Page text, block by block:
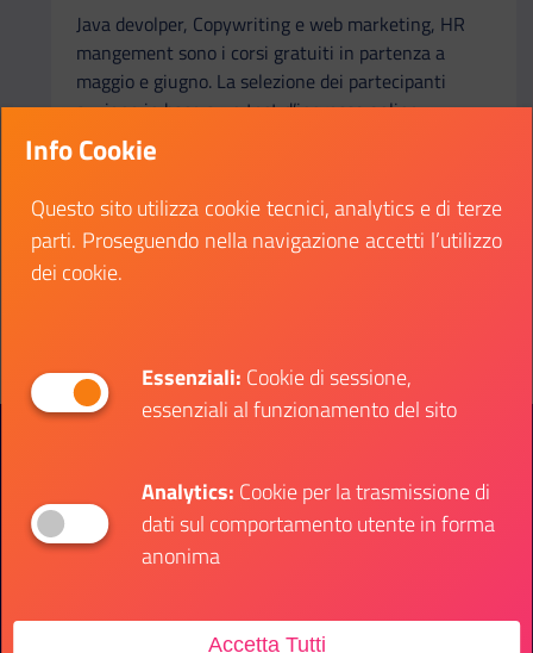
Java devolper, Copywriting e web marketing, HR
mangement sono i corsi gratuiti in partenza a
maggio e giugno. La selezione dei partecipanti
avviene in base a un test d’ingresso online,
all’analisi del curriculum vitae e a un eventuale
colloquio conoscitivo.
Data inizio:
11 maggio 2022
Data fine:
23 maggio 2022
Contatti
Info Cookie
Questo sito utilizza cookie tecnici, analytics e di terze
parti. Proseguendo nella navigazione accetti l’utilizzo
dei cookie.
Essenziali: Cookie di sessione,
essenziali al funzionamento del sito
Analytics: Cookie per la trasmissione di
dati sul comportamento utente in forma
anonima
Accetta Tutti